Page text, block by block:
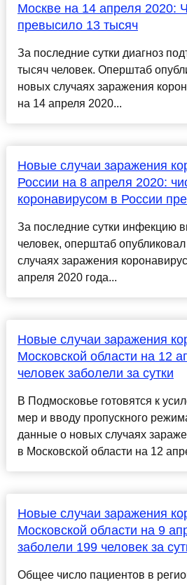
Москве на 14 апреля 2020:
превысило 13 тысяч
За последние сутки диагноз
тысяч человек. Оперштаб
новых случаях заражения
на 14 апреля 2020...
Новые случаи заражения
России на 8 апреля 2020:
коронавирусом в России
За последние сутки инфекцию
человек, оперштаб
случаях заражения
апреля 2020 года...
Новые случаи заражения
Московской области на 12
человек заболели за сутки
В Подмосковье готовятся к
мер и вводу пропускного
данные о новых случаях
в Московской области на 12
Новые случаи заражения
Московской области на 9
заболели 199 человек за
Общее число пациентов в